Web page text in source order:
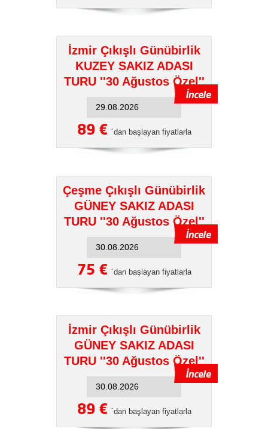
İzmir Çıkışlı Günübirlik
KUZEY SAKIZ ADASI
TURU ''30 Ağustos Özel''
89 € ´dan başlayan fiyatlarla
Çeşme Çıkışlı Günübirlik
GÜNEY SAKIZ ADASI
TURU ''30 Ağustos Özel''
75 € ´dan başlayan fiyatlarla
İzmir Çıkışlı Günübirlik
GÜNEY SAKIZ ADASI
TURU ''30 Ağustos Özel''
89 € ´dan başlayan fiyatlarla